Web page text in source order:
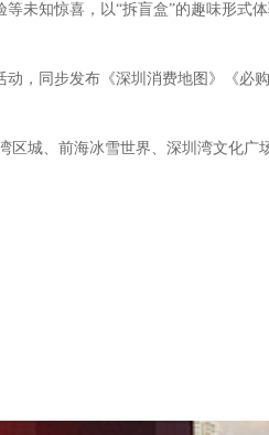
知惊喜，以“拆盲盒”的趣味形式体
，同步发布《深圳消费地图》《必
城、前海冰雪世界、深圳湾文化广